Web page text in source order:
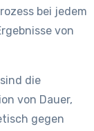
bei jedem
von
die
von Dauer,
gegen